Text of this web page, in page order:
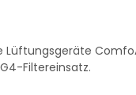
von 4.96 von 5
Lüftungsgeräte
Filtereinsatz.